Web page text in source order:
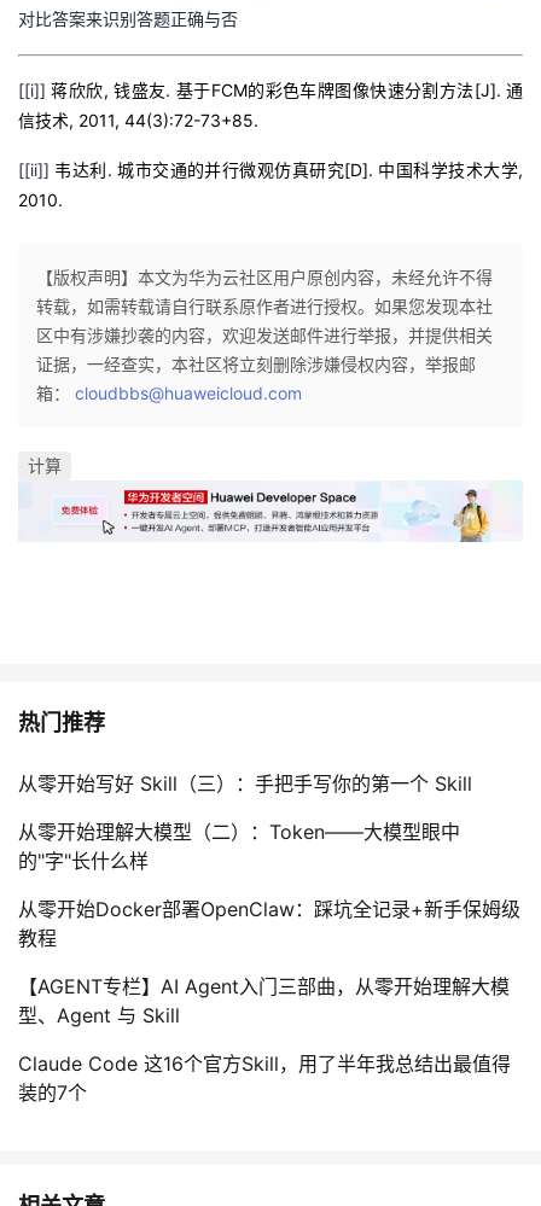
播
活
动
的
关
我
的
发
者
学
堂
的
我
验
收
藏
我
Programs
的
支
持
我
技
的
议
对比答案来识别答题正确与否
[[i]] 蒋欣欣,钱盛友. 基于FCM的彩色车牌图像快速分割方法[J].通
信技术, 2011, 44(3):72-73+85.
[[ii]] 韦达利 .城市交通的并行微观仿真研究[D]. 中国科学技术大学,
2010.
【版权声明】本文为华为云社区用户原创内容，未经允许不得
转载，如需转载请自行联系原作者进行授权。如果您发现本社
区中有涉嫌抄袭的内容，欢迎发送邮件进行举报，并提供相关
证据，一经查实，本社区将立刻删除涉嫌侵权内容，举报邮
箱： cloudbbs@huaweicloud.com
计算
热门推荐
从零开始写好 Skill（三）：手把手写你的第一个 Skill
从零开始理解大模型（二）：Token——大模型眼中
的"字"长什么样
从零开始Docker部署OpenClaw：踩坑全记录+新手保姆级
教程
【AGENT专栏】AI Agent入门三部曲，从零开始理解大模
型、Agent 与 Skill
Claude Code 这16个官方Skill，用了半年我总结出最值得
装的7个